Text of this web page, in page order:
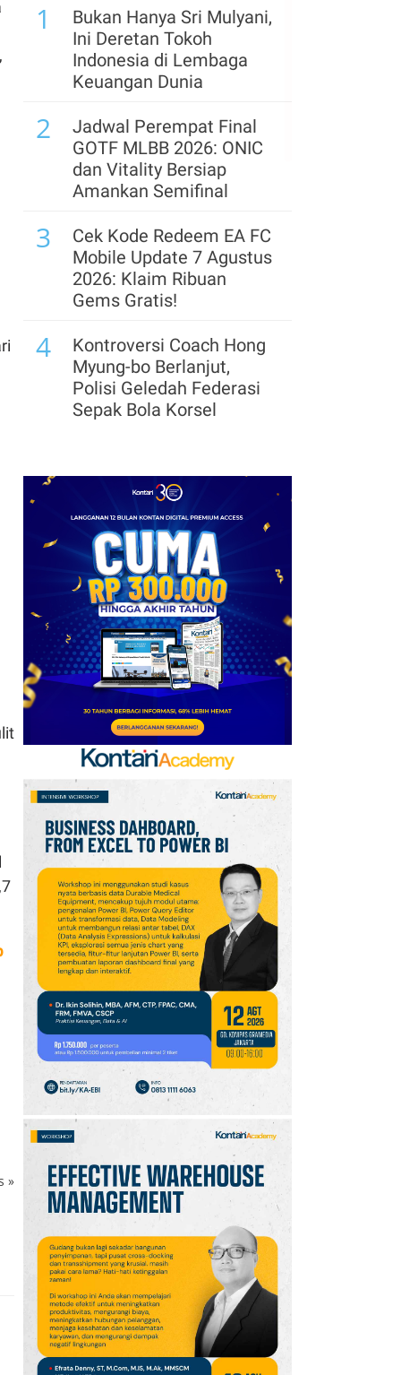
»
Keluhan Rakyat
Surpres Calon Gubernur
BI Masih Digodok
Presiden, Destry
Damayanti Calon Kuat?
Prabowo: Indonesia
Masih Tahan Harga BBM
Negara Mulai Panik
Cadangan Devisa
Diperkirakan Tertekan
Penyebabnya
Cadangan Devisa
Indonesia Juli 2026
10
BGN Pecat 66 Kepala
Dapur MBG Secara Tak
Hormat, Siapkan SOP
Baru & Buka Kanal Aduan
1
Bukan Hanya Sri Mulyani,
Ini Deretan Tokoh
Indonesia di Lembaga
Keuangan Dunia
2
Jadwal Perempat Final
GOTF MLBB 2026: ONIC
dan Vitality Bersiap
Amankan Semifinal
3
Cek Kode Redeem EA FC
Mobile Update 7 Agustus
2026: Klaim Ribuan
Gems Gratis!
4
Kontroversi Coach Hong
Myung-bo Berlanjut,
Polisi Geledah Federasi
Sepak Bola Korsel
Treasuri 9,63 Miliar, Cek
Profil Emiten DSSA
hingga Kinerjanya
Arsenal Perpanjang
Kerja Sama dengan
Emirates hingga 2033, Ini
Detail Kemitraannya
7
Klasemen Grup A Piala
AFF 2026: Ini Skenario
Indonesia Lolos ke
Semifinal
8
Promo Alfamart Murah
Banget 7–13 Agustus
2026, Sunlight hingga
Bebelac Diskon
FIFA Akhirnya Cairkan
Hadiah Timnas Yordania
yang Tertunda 8 Bulan
10 Promo JSM Superindo
7–9 Agustus 2026,
Minyak Goreng Rp37.900
hingga Buah Diskon 50%